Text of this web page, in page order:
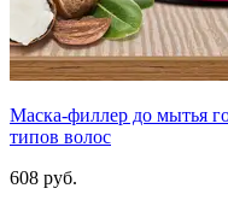
Маска-филлер до мытья
типов волос
608 руб.